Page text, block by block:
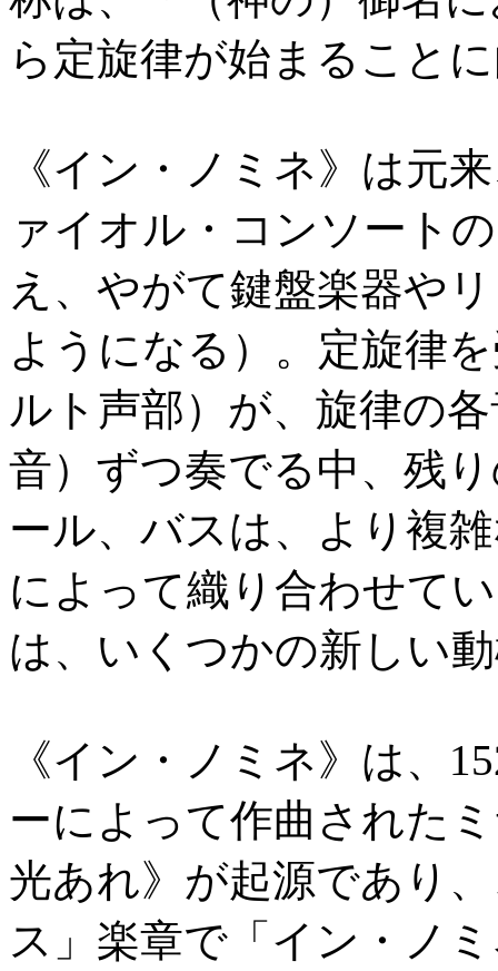
ら定旋律が始まること
《イン・ノミネ》は元
ァイオル・コンソート
え、やがて鍵盤楽器や
ようになる）。定旋律
ルト声部）が、旋律の
音）ずつ奏でる中、残
ール、バスは、より複
によって織り合わせて
は、いくつかの新しい
《イン・ノミネ》は、
ーによって作曲された
光あれ》が起源であり
ス」楽章で「イン・ノ